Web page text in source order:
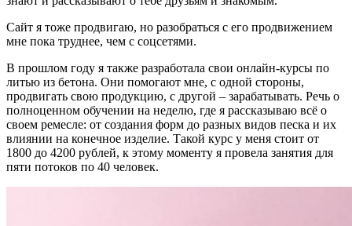
Сайт я тоже продвигаю, но разобраться с его продвижением
мне пока труднее, чем с соцсетями.
В прошлом году я также разработала свои онлайн-курсы по
литью из бетона. Они помогают мне, с одной стороны,
продвигать свою продукцию, с другой – зарабатывать. Речь о
полноценном обучении на неделю, где я рассказываю всё о
своем ремесле: от создания форм до разных видов песка и их
влиянии на конечное изделие. Такой курс у меня стоит от
1800 до 4200 рублей, к этому моменту я провела занятия для
пяти потоков по 40 человек.